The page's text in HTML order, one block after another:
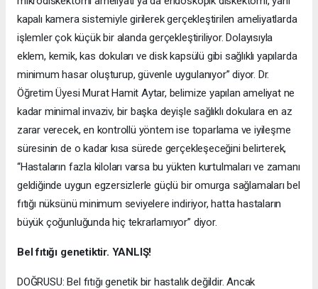
kapalı kamera sistemiyle girilerek gerçekleştirilen ameliyatlarda
işlemler çok küçük bir alanda gerçekleştiriliyor. Dolayısıyla
eklem, kemik, kas dokuları ve disk kapsülü gibi sağlıklı yapılarda
minimum hasar oluşturup, güvenle uygulanıyor” diyor. Dr.
Öğretim Üyesi Murat Hamit Aytar, belimize yapılan ameliyat ne
kadar minimal invaziv, bir başka deyişle sağlıklı dokulara en az
zarar verecek, en kontrollü yöntem ise toparlama ve iyileşme
süresinin de o kadar kısa sürede gerçekleşeceğini belirterek,
“Hastaların fazla kiloları varsa bu yükten kurtulmaları ve zamanı
geldiğinde uygun egzersizlerle güçlü bir omurga sağlamaları bel
fıtığı nüksünü minimum seviyelere indiriyor, hatta hastaların
büyük çoğunluğunda hiç tekrarlamıyor” diyor.
Bel fıtığı genetiktir. YANLIŞ!
DOĞRUSU: Bel fıtığı genetik bir hastalık değildir. Ancak